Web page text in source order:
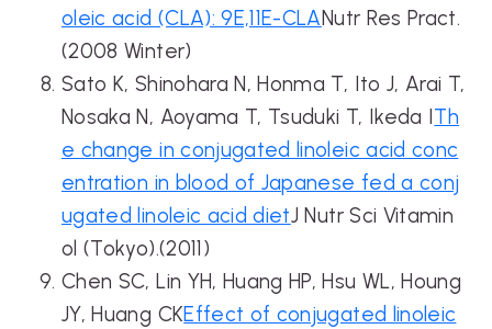
oleic acid (CLA): 9E,11E-CLANutr Res Pract.
(2008 Winter)
Sato K, Shinohara N, Honma T, Ito J, Arai T,
Nosaka N, Aoyama T, Tsuduki T, Ikeda ITh
e change in conjugated linoleic acid conc
entration in blood of Japanese fed a conj
ugated linoleic acid dietJ Nutr Sci Vitamin
ol (Tokyo).(2011)
Chen SC, Lin YH, Huang HP, Hsu WL, Houng
JY, Huang CKEffect of conjugated linoleic